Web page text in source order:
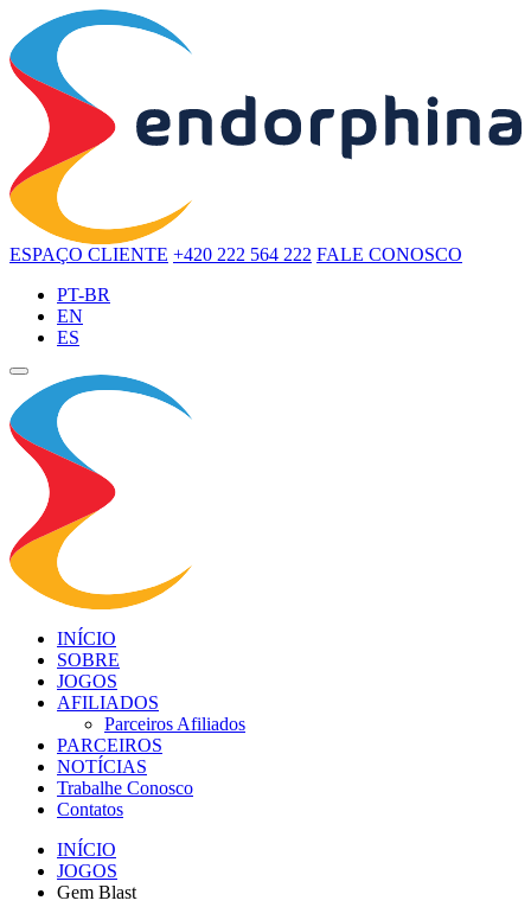
ESPAÇO CLIENTE +420 222 564 222 FALE CONOSCO
PT-BR
EN
ES
INÍCIO
SOBRE
JOGOS
AFILIADOS
Parceiros Afiliados
PARCEIROS
NOTÍCIAS
Trabalhe Conosco
Contatos
INÍCIO
JOGOS
Gem Blast